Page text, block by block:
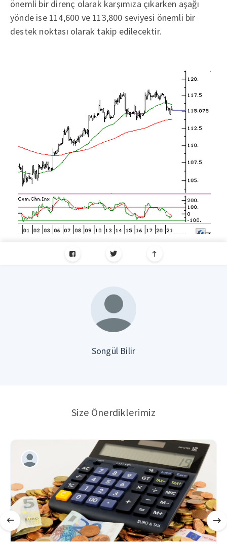
önemli bir direnç olarak karşımıza çıkarken aşağı
yönde ise 114,600 ve 113,800 seviyesi önemli bir
destek noktası olarak takip edilecektir.
Songül Bilir
Size Önerdiklerimiz